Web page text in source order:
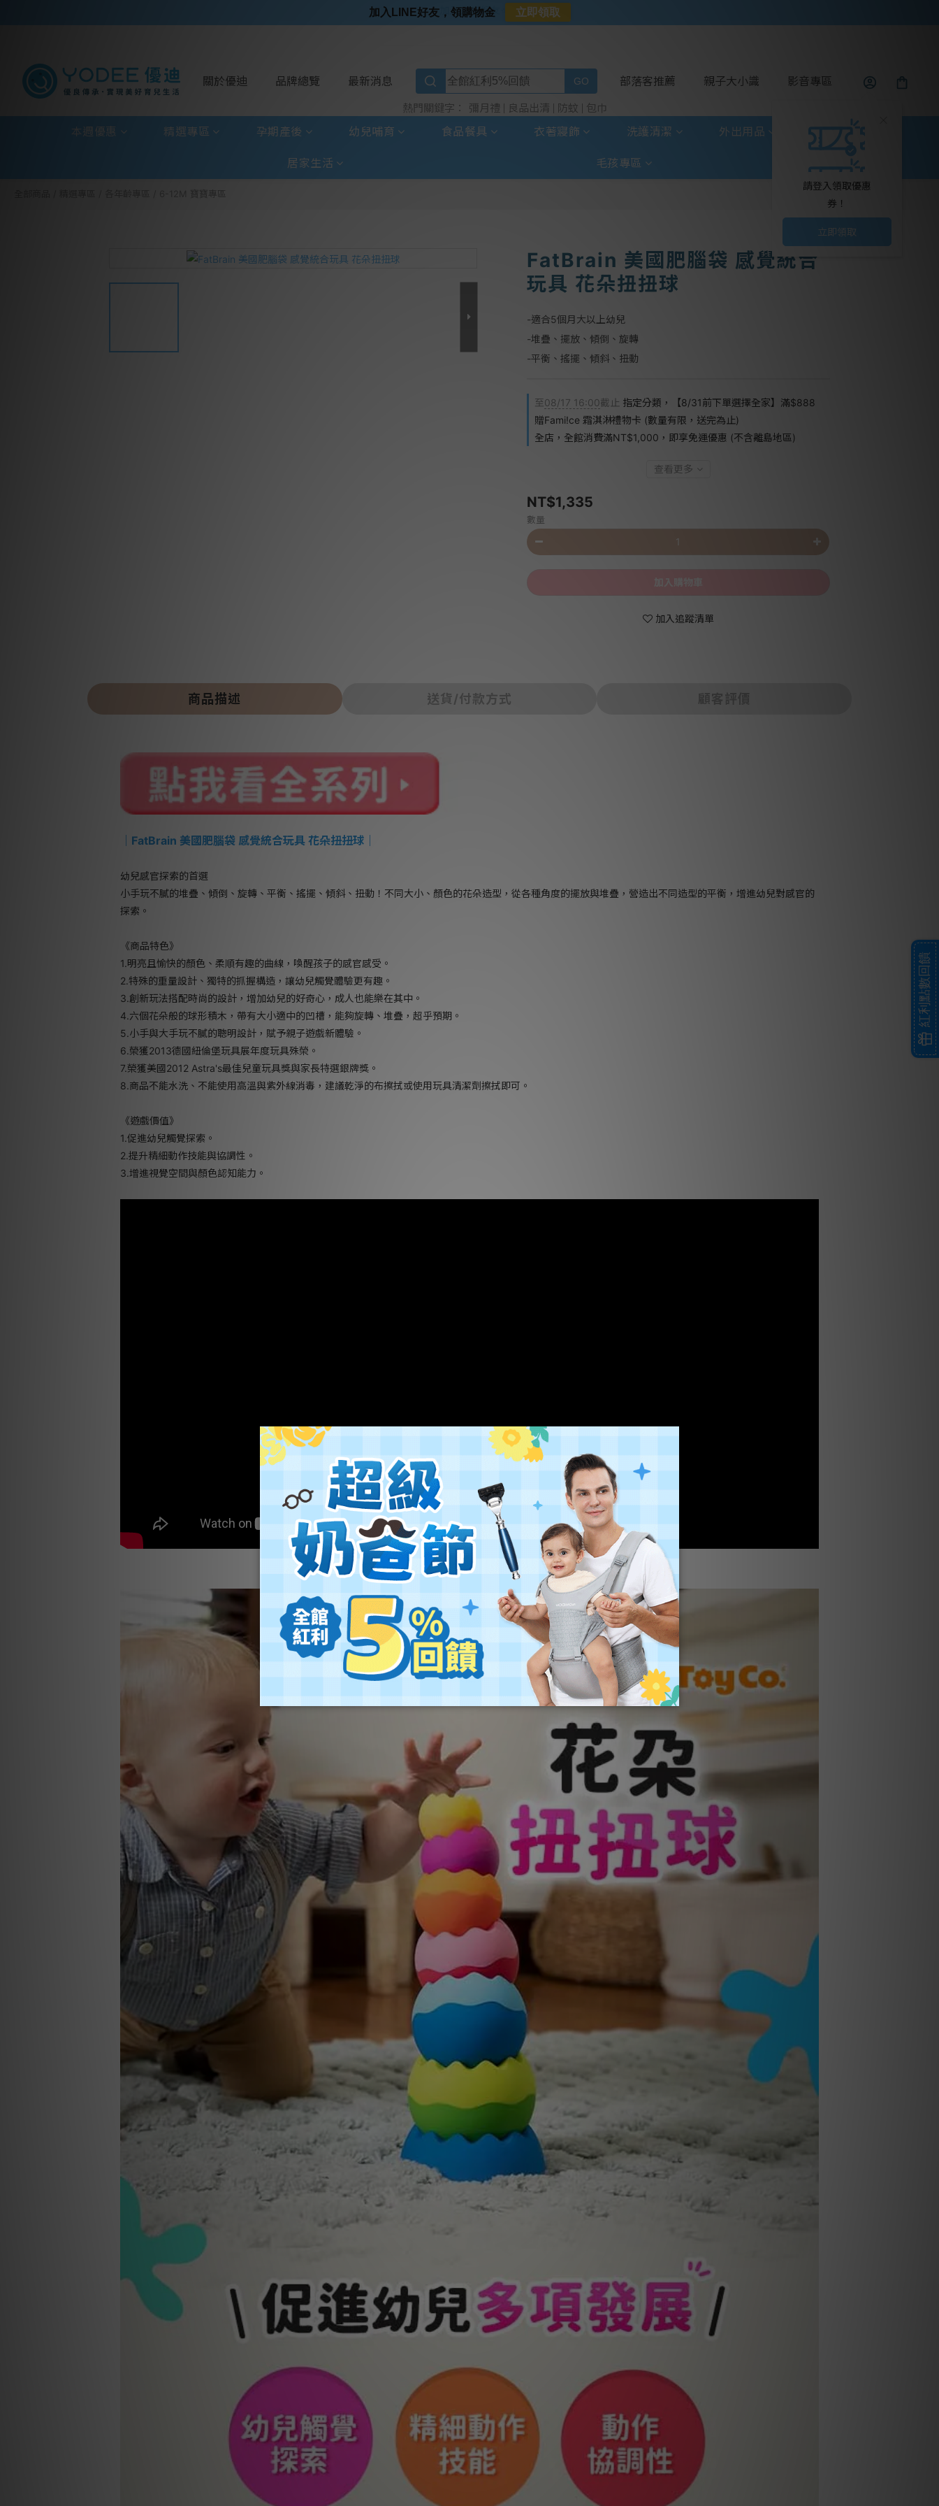
⭐加入LINE好友⭐
⭐超取選全家⭐滿$888贈霜淇淋禮物卡
關於優迪 品牌總覽 最新消息
熱門關鍵字： 彌月禮 良品出清 防蚊 包巾
部落客推薦 親子大小識 影音專區
請登入領取優惠
券！
立即領取
本週優惠 精選專區 孕期產後 幼兒哺育 食品餐具 衣著寢飾 洗護清潔 外出用品 玩具童書
居家生活 毛孩專區
FatBrain 美國肥腦袋 感覺統合
玩具 花朵扭扭球
-適合5個月大以上幼兒
-堆疊、擺放、傾倒、旋轉
-平衡、搖擺、傾斜、扭動
至08/17 16:00截止 指定分類，【8/31前下單選擇全家】滿$888
贈Fami!ce 霜淇淋禮物卡 (數量有限，送完為止)
全店，全館消費滿NT$1,000，即享免運優惠 (不含離島地區)
查看更多
NT$1,335
數量
加入追蹤清單
商品描述 送貨/付款方式 顧客評價
FatBrain 美國肥腦袋 感覺統合玩具 花朵扭扭球
幼兒感官探索的首選
小手玩不膩的堆疊、傾倒、旋轉、平衡、搖擺、傾斜、扭動！不同大小、顏色的花朵造型，從各種角度的擺放與堆疊，營造出不同造型的平衡，增進幼兒對感官的
探索。
《商品特色》
1.明亮且愉快的顏色、柔順有趣的曲線，喚醒孩子的感官感受。
2.特殊的重量設計、獨特的抓握構造，讓幼兒觸覺體驗更有趣。
3.創新玩法搭配時尚的設計，增加幼兒的好奇心，成人也能樂在其中。
4.六個花朵般的球形積木，帶有大小適中的凹槽，能夠旋轉、堆疊，超乎預期。
5.小手與大手玩不膩的聰明設計，賦予親子遊戲新體驗。
6.榮獲2013德國紐倫堡玩具展年度玩具殊榮。
7.榮獲美國2012 Astra's最佳兒童玩具獎與家長特選銀牌獎。
8.商品不能水洗、不能使用高溫與紫外線消毒，建議乾淨的布擦拭或使用玩具清潔劑擦拭即可。
《遊戲價值》
1.促進幼兒觸覺探索。
2.提升精細動作技能與協調性。
3.增進視覺空間與顏色認知能力。
加入LINE好友，領購物金 立即領取
紅利點數回饋